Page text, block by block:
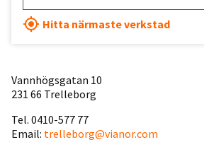
Hitta närmaste verkstad
Vannhögsgatan 10
231 66 Trelleborg
Tel. 0410-577 77
Email: trelleborg@vianor.com